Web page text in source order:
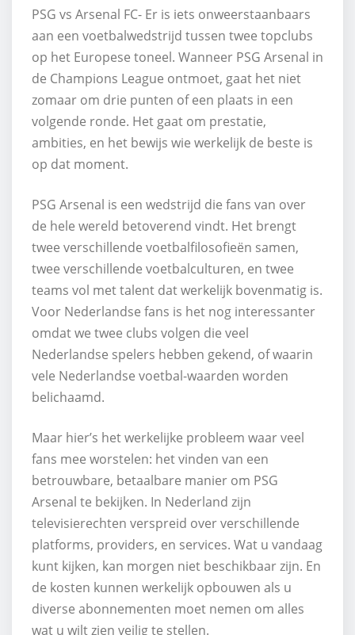
PSG vs Arsenal FC- Er is iets onweerstaanbaars
aan een voetbalwedstrijd tussen twee topclubs
op het Europese toneel. Wanneer PSG Arsenal in
de Champions League ontmoet, gaat het niet
zomaar om drie punten of een plaats in een
volgende ronde. Het gaat om prestatie,
ambities, en het bewijs wie werkelijk de beste is
op dat moment.
PSG Arsenal is een wedstrijd die fans van over
de hele wereld betoverend vindt. Het brengt
twee verschillende voetbalfilosofieën samen,
twee verschillende voetbalculturen, en twee
teams vol met talent dat werkelijk bovenmatig is.
Voor Nederlandse fans is het nog interessanter
omdat we twee clubs volgen die veel
Nederlandse spelers hebben gekend, of waarin
vele Nederlandse voetbal-waarden worden
belichaamd.
Maar hier’s het werkelijke probleem waar veel
fans mee worstelen: het vinden van een
betrouwbare, betaalbare manier om PSG
Arsenal te bekijken. In Nederland zijn
televisierechten verspreid over verschillende
platforms, providers, en services. Wat u vandaag
kunt kijken, kan morgen niet beschikbaar zijn. En
de kosten kunnen werkelijk opbouwen als u
diverse abonnementen moet nemen om alles
wat u wilt zien veilig te stellen.